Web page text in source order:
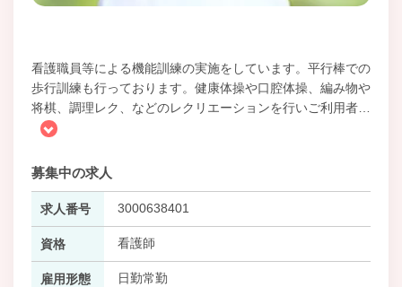
看護職員等による機能訓練の実施をしています。平行棒での
歩行訓練も行っております。健康体操や口腔体操、編み物や
将棋、調理レク、などのレクリエーションを行いご利用者
募集中の求人
求人番号 3000638401
資格 看護師
雇用形態 日勤常勤